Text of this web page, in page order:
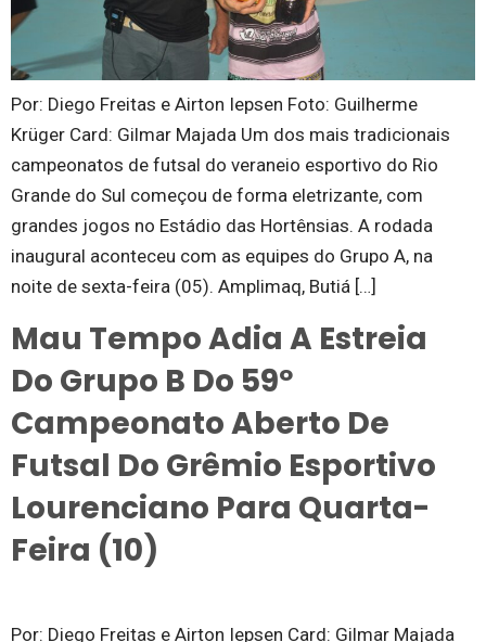
Por: Diego Freitas e Airton Iepsen Foto: Guilherme
Krüger Card: Gilmar Majada Um dos mais tradicionais
campeonatos de futsal do veraneio esportivo do Rio
Grande do Sul começou de forma eletrizante, com
grandes jogos no Estádio das Hortênsias. A rodada
inaugural aconteceu com as equipes do Grupo A, na
noite de sexta-feira (05). Amplimaq, Butiá […]
Mau Tempo Adia A Estreia
Do Grupo B Do 59º
Campeonato Aberto De
Futsal Do Grêmio Esportivo
Lourenciano Para Quarta-
Feira (10)
Por: Diego Freitas e Airton Iepsen Card: Gilmar Majada